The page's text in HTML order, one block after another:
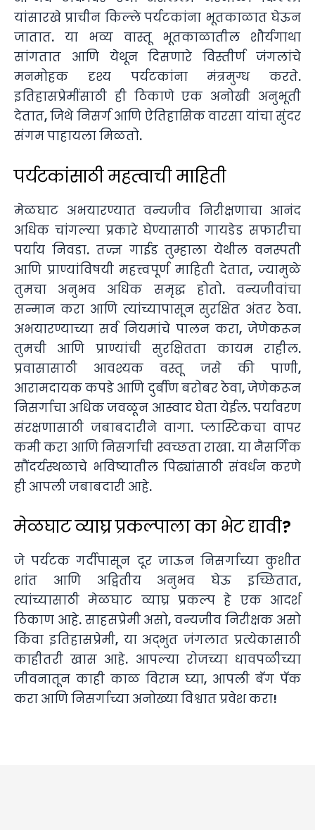
यांसारखे प्राचीन किल्ले पर्यटकांना भूतकाळात घेऊन
जातात. या भव्य वास्तू भूतकाळातील शौर्यगाथा
सांगतात आणि येथून दिसणारे विस्तीर्ण जंगलांचे
मनमोहक दृश्य पर्यटकांना मंत्रमुग्ध करते.
इतिहासप्रेमींसाठी ही ठिकाणे एक अनोखी अनुभूती
देतात, जिथे निसर्ग आणि ऐतिहासिक वारसा यांचा सुंदर
संगम पाहायला मिळतो.
पर्यटकांसाठी महत्वाची माहिती
मेळघाट अभयारण्यात वन्यजीव निरीक्षणाचा आनंद
अधिक चांगल्या प्रकारे घेण्यासाठी गायडेड सफारीचा
पर्याय निवडा. तज्ज्ञ गाईड तुम्हाला येथील वनस्पती
आणि प्राण्यांविषयी महत्त्वपूर्ण माहिती देतात, ज्यामुळे
तुमचा अनुभव अधिक समृद्ध होतो. वन्यजीवांचा
सन्मान करा आणि त्यांच्यापासून सुरक्षित अंतर ठेवा.
अभयारण्याच्या सर्व नियमांचे पालन करा, जेणेकरून
तुमची आणि प्राण्यांची सुरक्षितता कायम राहील.
प्रवासासाठी आवश्यक वस्तू जसे की पाणी,
आरामदायक कपडे आणि दुर्बीण बरोबर ठेवा, जेणेकरून
निसर्गाचा अधिक जवळून आस्वाद घेता येईल. पर्यावरण
संरक्षणासाठी जबाबदारीने वागा. प्लास्टिकचा वापर
कमी करा आणि निसर्गाची स्वच्छता राखा. या नैसर्गिक
सौंदर्यस्थळाचे भविष्यातील पिढ्यांसाठी संवर्धन करणे
ही आपली जबाबदारी आहे.
मेळघाट व्याघ्र प्रकल्पाला का भेट द्यावी?
जे पर्यटक गर्दीपासून दूर जाऊन निसर्गाच्या कुशीत
शांत आणि अद्वितीय अनुभव घेऊ इच्छितात,
त्यांच्यासाठी मेळघाट व्याघ्र प्रकल्प हे एक आदर्श
ठिकाण आहे. साहसप्रेमी असो, वन्यजीव निरीक्षक असो
किंवा इतिहासप्रेमी, या अद्भुत जंगलात प्रत्येकासाठी
काहीतरी खास आहे. आपल्या रोजच्या धावपळीच्या
जीवनातून काही काळ विराम घ्या, आपली बॅग पॅक
करा आणि निसर्गाच्या अनोख्या विश्वात प्रवेश करा!